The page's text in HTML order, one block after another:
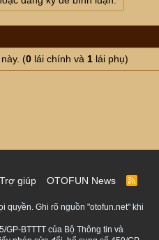
Nghị định 46/2026/NĐ-CP hướng dẫn Luật An toàn thực phẩm
Nghị quyết số 09/2026/NĐ-CP
ngưng hiệu lực và điều chỉnh
định 46/2026/NĐ-CP về hướng
(0 lái chính và 1 lái phụ)
Trợ giúp OTOFUN News
R
S
quyền. Ghi rõ nguồn "otofun.net" khi
GP-BTTTT của Bộ Thông tin và